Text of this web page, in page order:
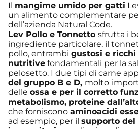
Il mangime umido per gatti
un alimento complementare
dell’azienda Natural Code.
Lev Pollo e Tonnetto sfrutta i
ingrediente particolare, il
pollo, entrambi gustosi e
nutritive fondamentali per la
pelosetto. I due tipi di carne
del gruppo B e D, molto
delle ossa e per il corretto
metabolismo, proteine
che forniscono aminoacidi
ad esempio, per il supporto del